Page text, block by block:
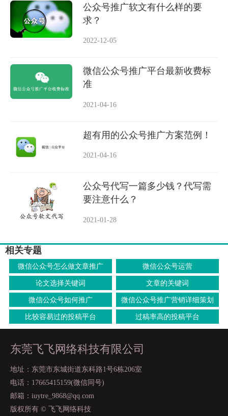
公众号推广软文有什么样的要
求？
2022-12-05
微信公众号推广平台最新收费标
准
2021-04-16
超有用的公众号推广方案范例！
2021-04-16
公众号代写一篇多少钱？代写需
要注意什么？
2021-01-28
相关专题
微信公众号怎么做文章推广 微信公众号运营
论文选择关键词 文章的关键词
微信公众号如何推广 微信公众号推广营销详细策划
比较容易过的投稿平台 过稿率高的投稿平台
东莞飞飞网络科技有限公司
地址：东莞市东城街道东科路1号6栋206室
电话：17665415159(微信同号)
邮箱：iuytre_9868@qq.com
版权所有 © 飞飞网络科技